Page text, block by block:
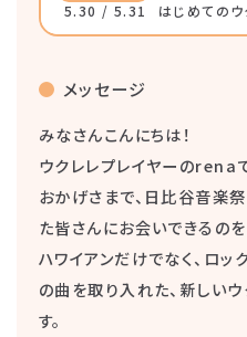
5.30 / 5.31 はじめてのウ
メッセージ
みなさんこんにちは！
ウクレレプレイヤーのrenaで
おかげさまで、日比谷音楽
た皆さんにお会いできるの
ハワイアンだけでなく、ロ
の曲を取り入れた、新しい
す。